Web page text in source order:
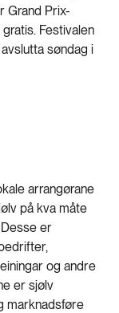
Grand Prix-
Festivalen
søndag i
arrangørane
på kva måte
er
og andre
er sjølv
marknadsføre